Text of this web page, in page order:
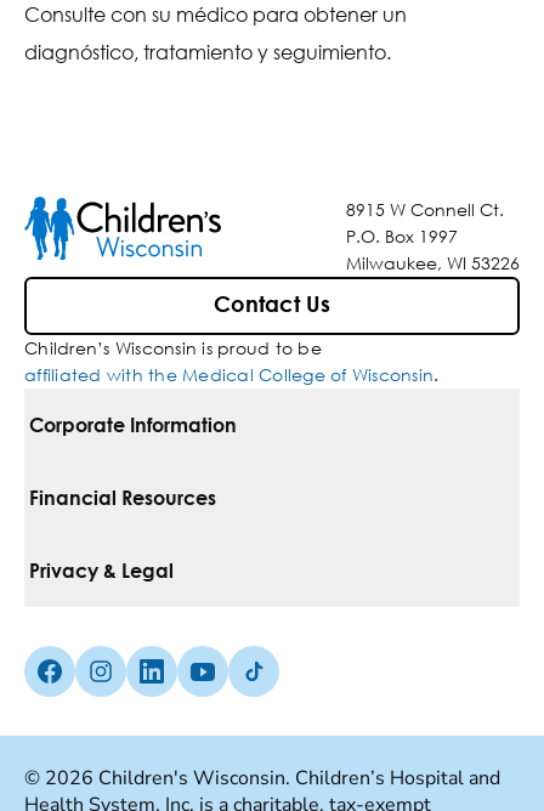
Consulte con su médico para obtener un
diagnóstico, tratamiento y seguimiento.
8915 W Connell Ct.
P.O. Box 1997
Milwaukee, WI 53226
Contact Us
Children’s Wisconsin is proud to be
affiliated with the Medical College of Wisconsin.
Corporate Information
For Vendors
Media Inquiries
Financial Resources
Pay Your Bill
Insurances We Accept
Good Faith Estimate
Privacy & Legal
Non-Discrimination Policy
Facebook (Opens in a new tab)
Instagram (Opens in a new tab)
linkedin (Opens in a new tab)
Youtube (Opens in a new tab)
Tiktok (Opens in a new tab)
© 2026 Children's Wisconsin. Children’s Hospital and
Health System, Inc. is a charitable, tax-exempt